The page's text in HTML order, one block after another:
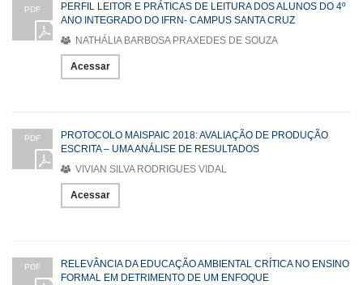
PDF
PERFIL LEITOR E PRÁTICAS DE LEITURA DOS ALUNOS DO 4º
ANO INTEGRADO DO IFRN- CAMPUS SANTA CRUZ
NATHÁLIA BARBOSA PRAXEDES DE SOUZA
Acessar
PDF
PROTOCOLO MAISPAIC 2018: AVALIAÇÃO DE PRODUÇÃO
ESCRITA – UMA ANÁLISE DE RESULTADOS
VIVIAN SILVA RODRIGUES VIDAL
Acessar
PDF
RELEVÂNCIA DA EDUCAÇÃO AMBIENTAL CRÍTICA NO ENSINO
FORMAL EM DETRIMENTO DE UM ENFOQUE